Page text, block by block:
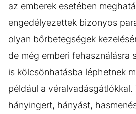
az emberek esetében
engedélyezettek bizonyos
olyan bőrbetegségek
de még emberi fehasználásra
is kölcsönhatásba léphetnek
például a véralvadásgátlókkal.
hányingert, hányást,